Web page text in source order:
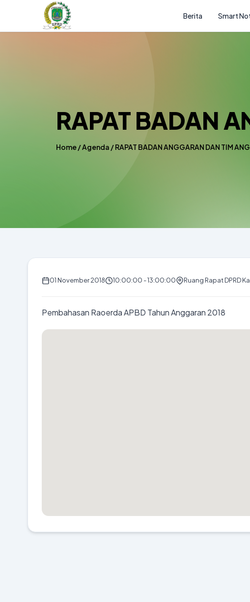
Berita Smart
RAPAT BADAN
Home/Agenda /RAPAT BADAN ANGGARAN DAN TIM
01 November 2018 10:00:00 - 13:00:00 Ruang Rapat DPRD
Pembahasan Raoerda APBD Tahun Anggaran 2018